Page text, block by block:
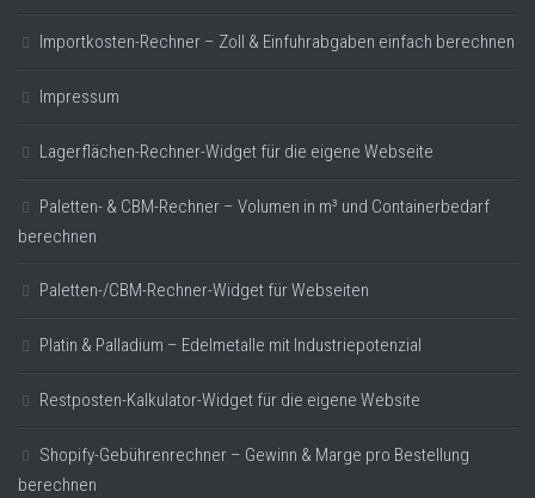
Importkosten-Rechner – Zoll & Einfuhrabgaben einfach berechnen
Impressum
Lagerflächen-Rechner-Widget für die eigene Webseite
Paletten- & CBM-Rechner – Volumen in m³ und Containerbedarf
berechnen
Paletten-/CBM-Rechner-Widget für Webseiten
Platin & Palladium – Edelmetalle mit Industriepotenzial
Restposten-Kalkulator-Widget für die eigene Website
Shopify-Gebührenrechner – Gewinn & Marge pro Bestellung
berechnen